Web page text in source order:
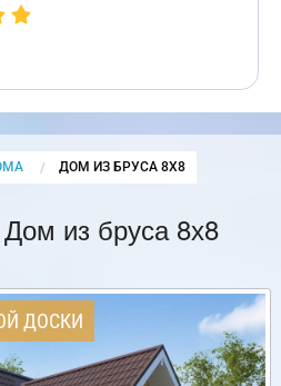
CURRENT:
ДОМ ИЗ БРУСА 8Х8
из бруса 8х8
ДОСКИ